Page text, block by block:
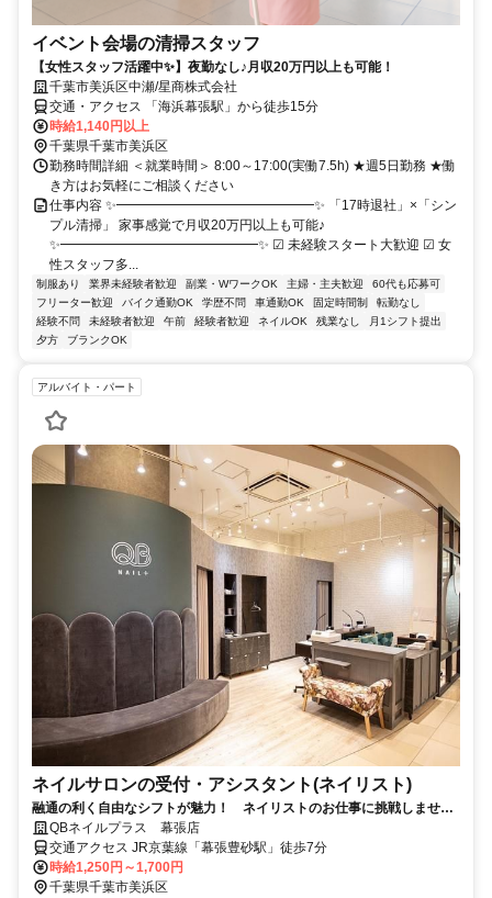
イベント会場の清掃スタッフ
【女性スタッフ活躍中✨】夜勤なし♪月収20万円以上も可能！
千葉市美浜区中瀬/星商株式会社
交通・アクセス 「海浜幕張駅」から徒歩15分
時給1,140円以上
千葉県千葉市美浜区
勤務時間詳細 ＜就業時間＞ 8:00～17:00(実働7.5h) ★週5日勤務 ★働
き方はお気軽にご相談ください
仕事内容 ✨━━━━━━━━━━━━━━━✨ 「17時退社」×「シン
プル清掃」 家事感覚で月収20万円以上も可能♪
✨━━━━━━━━━━━━━━━✨ ☑ 未経験スタート大歓迎 ☑ 女
性スタッフ多...
制服あり 業界未経験者歓迎 副業・WワークOK 主婦・主夫歓迎
60代も応募可
フリーター歓迎
バイク通勤OK 学歴不問 車通勤OK 固定時間制
転勤なし
経験不問
未経験者歓迎 午前 経験者歓迎 ネイルOK 残業なし
月1シフト提出
夕方
ブランクOK
アルバイト・パート
ネイルサロンの受付・アシスタント(ネイリスト)
融通の利く自由なシフトが魅力！ ネイリストのお仕事に挑戦しません
か？ 幕張豊砂駅からスグの好立地
QBネイルプラス 幕張店
交通アクセス JR京葉線「幕張豊砂駅」徒歩7分
時給1,250円～1,700円
千葉県千葉市美浜区